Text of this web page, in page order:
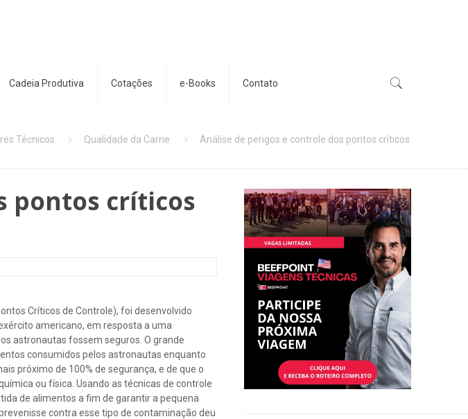
Cadeia Produtiva Cotações e-Books Contato
Técnicos Qualidade da Carne Análise de perigos e controle dos pontos críticos
pontos críticos
Críticos de Controle), foi desenvolvido
americano, em resposta a uma
astronautas fossem seguros. O grande
consumidos pelos astronautas enquanto
próximo de 100% de segurança, e de que o
ou física. Usando as técnicas de controle
de alimentos a fim de garantir a pequena
contra esse tipo de contaminação deu